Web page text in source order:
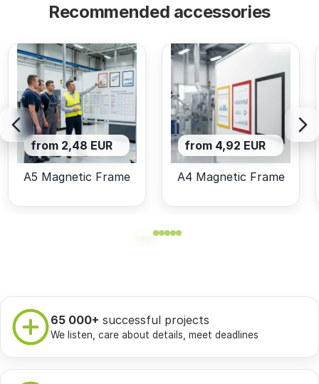
Recommended accessories
from 2,48 EUR
A5 Magnetic Frame
from 4,92 EUR
A4 Magnetic Frame
65 000+ successful projects
We listen, care about details, meet deadlines